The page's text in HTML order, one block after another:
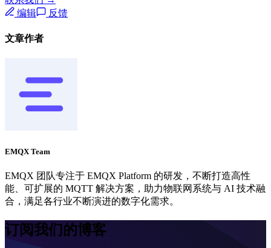
编辑
反馈
文章作者
EMQX Team
EMQX 团队专注于 EMQX Platform 的研发，不断打造高性
能、可扩展的 MQTT 解决方案，助力物联网系统与 AI 技术融
合，满足各行业不断演进的数字化需求。
订阅我们的博客